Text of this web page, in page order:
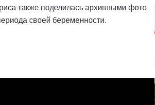
также поделилась архивными фото
своей беременности.